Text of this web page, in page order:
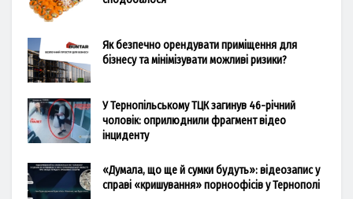
Як безпечно орендувати приміщення для
бізнесу та мінімізувати можливі ризики?
У Тернопільському ТЦК загинув 46-річний
чоловік: оприлюднили фрагмент відео
інциденту
«Думала, що ще й сумки будуть»: відеозапис у
справі «кришування» порноофісів у Тернополі